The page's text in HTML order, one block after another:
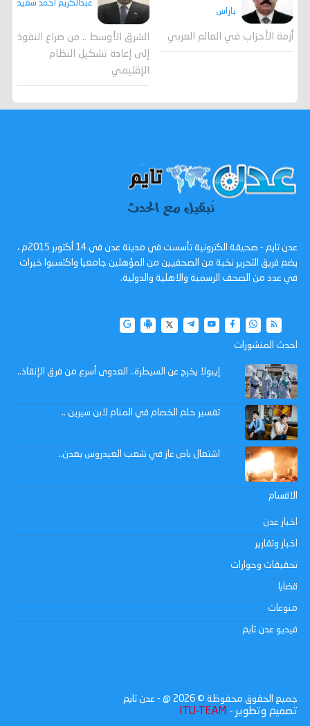
باراس
أزمة الأحزاب في العالم العربي
عبدالكريم أحمد سعيد
الشرق الأوسط .. من صراع النفوذ
إلى إعادة تشكيل النظام
الإقليمي
عدن تايم - صحيفة الكترونية تأسست في مدينة عدن في 14 أكتوبر 2015م ،
يضم فريق التحرير نخبة من الصحفيين من المؤهلين جامعيا واكتسبوا خبرات
في عدد من الصحف الرسمية والاهلية والدولية.
احدث المنشورات
إيبولا يخرج عن السيطرة.. العدوى أسرع من فرق الإنقاذ..
تفسير حلم الخصام في المنام لابن سيرين ..
اشتعال باص غاز في شعب العيدروس بعدن..
الاقسام
اخبار عدن
اخبار وتقارير
تحقيقات وحوارات
قضايا
منوعات
فيديو عدن تايم
جميع الحقوق محفوظة © 2026 @ - عدن تايم
تصميم وتطوير - ITU-TEAM